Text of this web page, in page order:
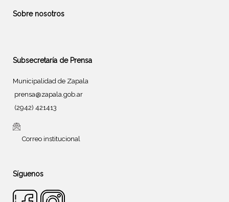
Sobre nosotros
Subsecretaría de Prensa
Municipalidad de Zapala
prensa@zapala.gob.ar
(2942) 421413
Correo institucional
Síguenos